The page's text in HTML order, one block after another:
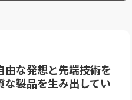
由な発想と先端技術を
な製品を生み出してい